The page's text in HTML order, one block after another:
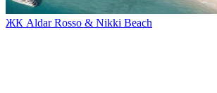
ЖК Aldar Rosso & Nikki Beach